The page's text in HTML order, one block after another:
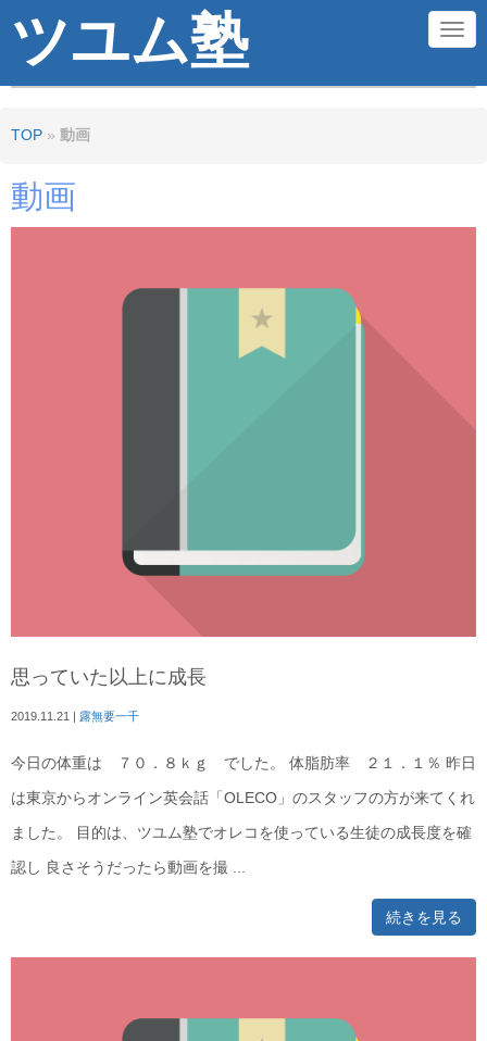
ツユム塾 N
TOP » 動画
動画
思っていた以上に成長
2019.11.21 | 露無要一千
今日の体重は ７０．８ｋｇ でした。 体脂肪率 ２１．１％ 昨日
は東京からオンライン英会話「OLECO」のスタッフの方が来てくれ
ました。 目的は、ツユム塾でオレコを使っている生徒の成長度を確
認し 良さそうだったら動画を撮 ...
続きを見る